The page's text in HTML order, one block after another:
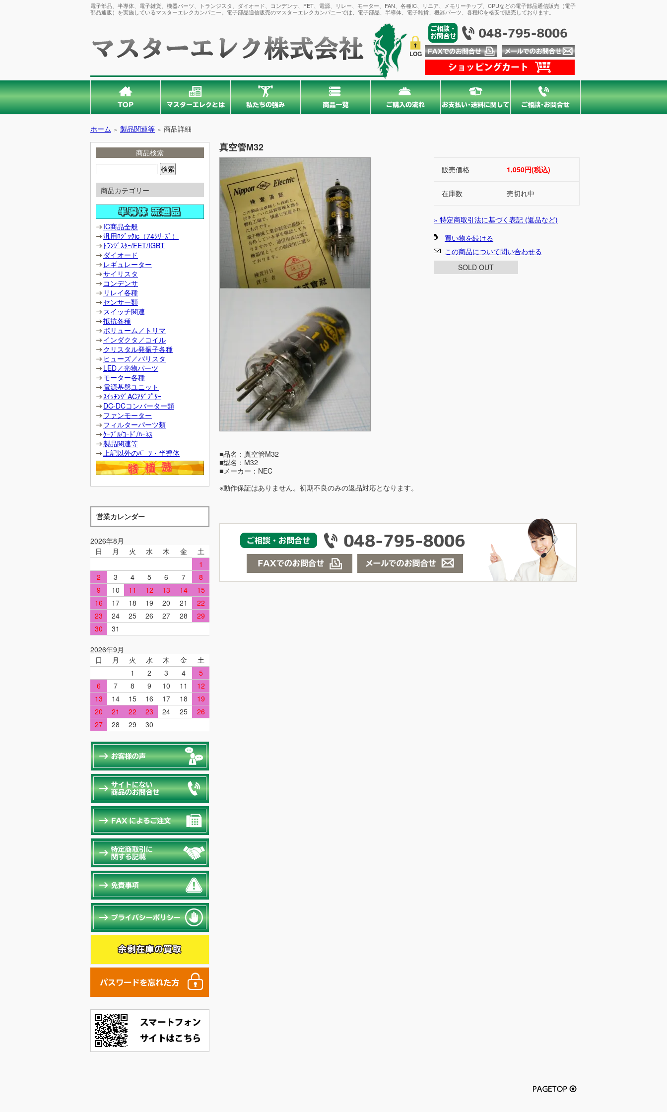
電子部品、半導体、電子雑貨、機器パーツ、トランジスタ、ダイオード、コンデンサ、FET、電源、リレー、モーター、FAN、各種IC、リニア、メモリーチップ、CPUなどの電子部品通信販売（電子
部品通販）を実施しているマスターエレクカンパニー。電子部品通信販売のマスターエレクカンパニーでは、電子部品、半導体、電子雑貨、機器パーツ、各種ICを格安で販売しております。
LOG
ホーム ＞ 製品関連等 ＞ 商品詳細
商品検索
商品カテゴリー
IC商品全般
汎用ﾛｼﾞｯｸic（74ｼﾘｰｽﾞ）
ﾄﾗﾝｼﾞｽﾀｰ/FET/IGBT
ダイオード
レギュレーター
サイリスタ
コンデンサ
リレイ各種
センサー類
スイッチ関連
抵抗各種
ボリューム／トリマ
インダクタ／コイル
クリスタル発振子各種
ヒューズ／バリスタ
LED／光物パーツ
モーター各種
電源基盤ユニット
ｽｲｯﾁﾝｸﾞACｱﾀﾞﾌﾟﾀｰ
DC-DCコンバーター類
ファンモーター
フィルターパーツ類
ｹｰﾌﾞﾙ/ｺｰﾄﾞ/ﾊｰﾈｽ
製品関連等
上記以外のﾊﾟｰﾂ・半導体
営業カレンダー
2026年8月
日
月 火 水 木 金
土
1
2
3 4 5 6 7
8
9
10 11 12 13 14
15
16
17 18 19 20 21
22
23
24 25 26 27 28
29
30
31
2026年9月
日
月 火 水 木 金
土
1
2 3 4
5
6
7 8 9 10 11
12
13
14 15 16 17 18
19
20
21 22 23 24 25
26
27
28 29 30
真空管M32
販売価格 1,050円(税込)
在庫数 売切れ中
» 特定商取引法に基づく表記 (返品など)
買い物を続ける
この商品について問い合わせる
SOLD OUT
■品名：真空管M32
■型名：M32
■メーカー：NEC
※動作保証はありません。初期不良のみの返品対応となります。